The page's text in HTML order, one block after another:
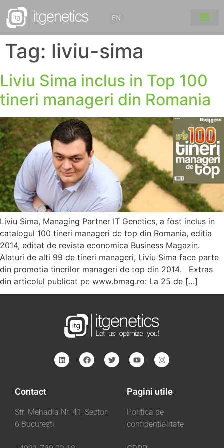
EN
Tag: liviu-sima
Liviu Sima inclus in Top 100
tineri manageri din Romania
Liviu Sima, Managing Partner IT Genetics, a fost inclus in
catalogul 100 tineri manageri de top din Romania, editia
2014, editat de revista economica Business Magazin.
Alaturi de alti 99 de tineri manageri, Liviu Sima face parte
din promotia tinerilor manageri de top din 2014. Extras
din articolul publicat pe www.bmag.ro: La 25 de […]
Contact
Str. Mehadia Nr. 41, Sector
6 București
Pagini utile
Politica de
confidentialitate